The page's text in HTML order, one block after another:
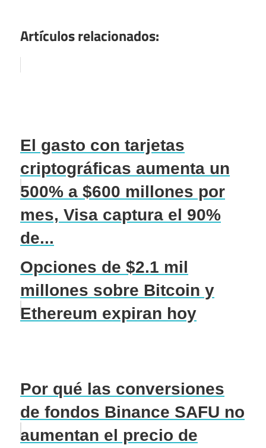
Artículos relacionados:
El gasto con tarjetas
criptográficas aumenta un
500% a $600 millones por
mes, Visa captura el 90%
de...
Opciones de $2.1 mil
millones sobre Bitcoin y
Ethereum expiran hoy
Por qué las conversiones
de fondos Binance SAFU no
aumentan el precio de